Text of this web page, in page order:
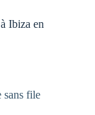
Ibiza en
sans file